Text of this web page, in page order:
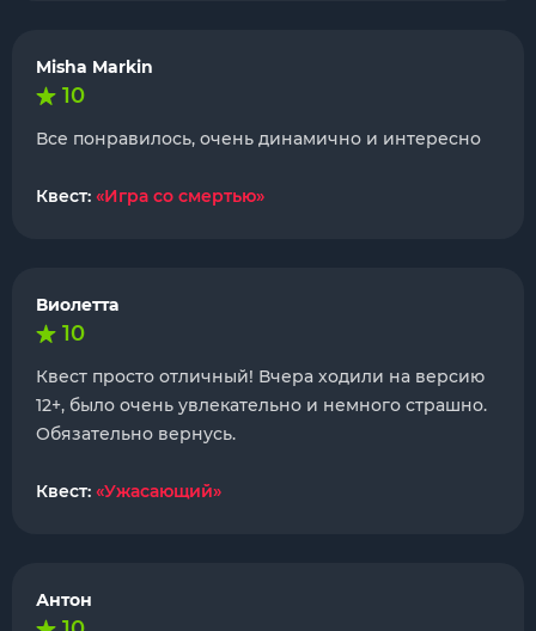
Misha Markin
10
Все понравилось, очень динамично и интересно
Квест: «Игра со смертью»
Виолетта
10
Квест просто отличный! Вчера ходили на версию
12+, было очень увлекательно и немного страшно.
Обязательно вернусь.
Квест: «Ужасающий»
Антон